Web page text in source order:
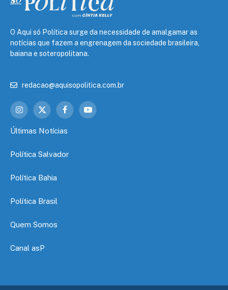
O Aqui só Política surge da necessidade de amalgamar as
notícias que fazem a engrenagem da sociedade brasileira,
baiana e soteropolitana.
redacao@aquisopolitica.com.br
Instagram
X
FacebookYouTube
Últimas Notícias
Política Salvador
Política Bahia
Política Brasil
Quem Somos
Canal asP